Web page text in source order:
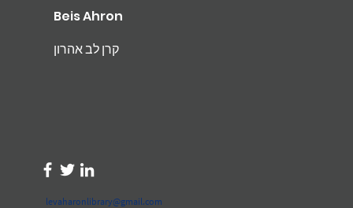
Beis Ahron
קרן לב אהרון
levaharonlibrary@gmail.com